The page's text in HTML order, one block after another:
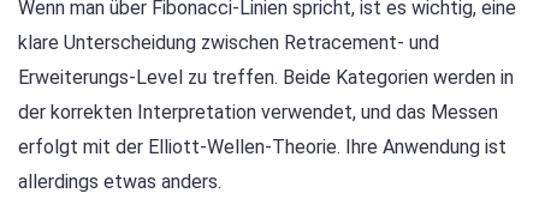
Wenn man über Fibonacci-Linien spricht, ist es wichtig, eine
klare Unterscheidung zwischen Retracement- und
Erweiterungs-Level zu treffen. Beide Kategorien werden in
der korrekten Interpretation verwendet, und das Messen
erfolgt mit der Elliott-Wellen-Theorie. Ihre Anwendung ist
allerdings etwas anders.